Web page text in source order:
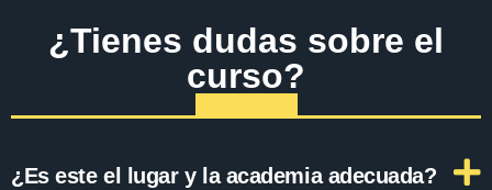
¿Tienes dudas sobre el
curso?
¿Es este el lugar y la academia adecuada?